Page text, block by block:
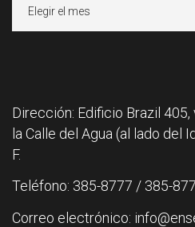
Dirección: Edificio Brazil
la Calle del Agua (al lado del
F.
Teléfono: 385-8777 / 385-
Correo electrónico: